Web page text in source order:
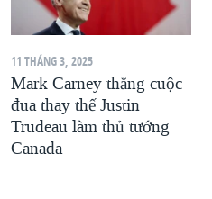
11 THÁNG 3, 2025
Mark Carney thắng cuộc
đua thay thế Justin
Trudeau làm thủ tướng
Canada